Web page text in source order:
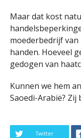
Maar dat kost
moederbedrijf van
handen. Hoeveel
gedogen van
Kunnen we hem
Saoedi-Arabië? Zij
Twitter